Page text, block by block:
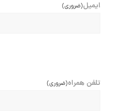
ایمیل(ضروری)
تلفن همراه(ضروری)